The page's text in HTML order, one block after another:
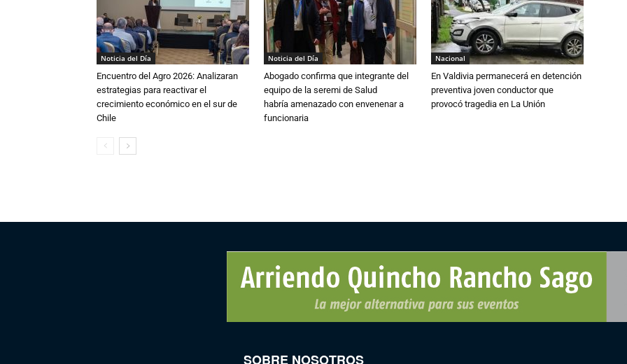
Noticia del Día
Encuentro del Agro 2026: Analizaran
estrategias para reactivar el
crecimiento económico en el sur de
Chile
Noticia del Día
Abogado confirma que integrante del
equipo de la seremi de Salud
habría amenazado con envenenar a
funcionaria
Nacional
En Valdivia permanecerá en detención
preventiva joven conductor que
provocó tragedia en La Unión
SOBRE NOSOTROS